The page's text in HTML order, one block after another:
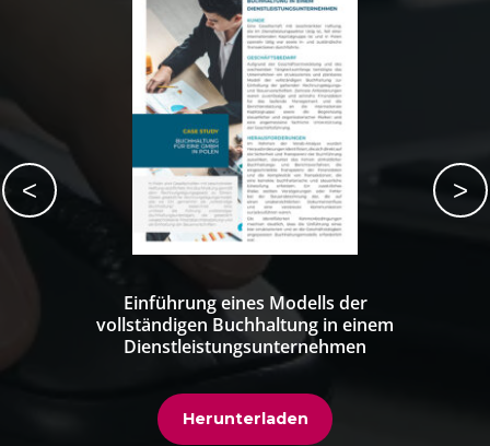
Einführung eines Modells der
vollständigen Buchhaltung in einem
Dienstleistungsunternehmen
Herunterladen